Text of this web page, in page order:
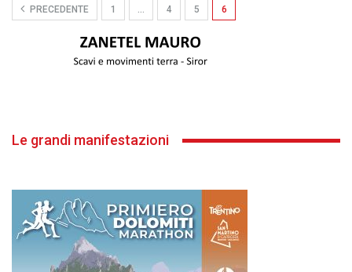
PRECEDENTE 1 … 4 5 6
Le grandi manifestazioni